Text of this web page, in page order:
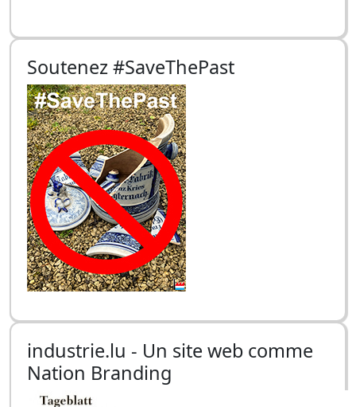
Soutenez #SaveThePast
industrie.lu - Un site web comme
Nation Branding